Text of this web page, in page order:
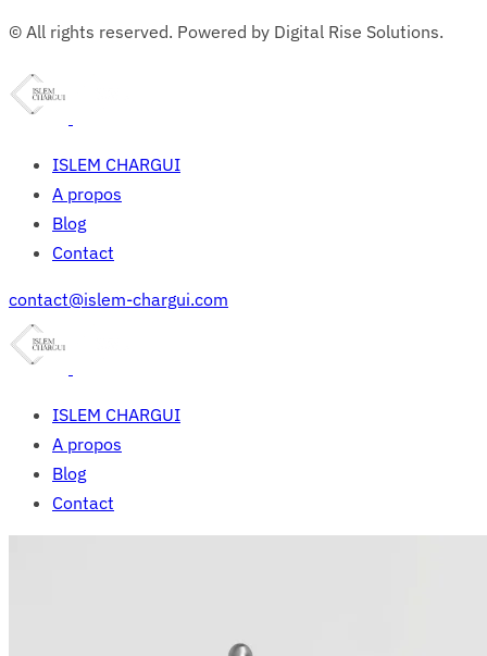
© All rights reserved. Powered by Digital Rise Solutions.
ISLEM CHARGUI
A propos
Blog
Contact
contact@islem-chargui.com
ISLEM CHARGUI
A propos
Blog
Contact